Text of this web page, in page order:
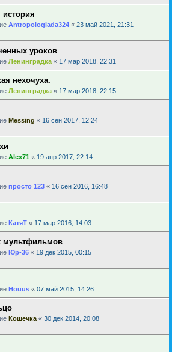
история
Antropologiada324 « 23 май 2021, 21:31
уроков
Ленинградка « 17 мар 2018, 22:31
нехочуха.
Ленинградка « 17 мар 2018, 22:15
Messing « 16 сен 2017, 12:24
Alex71 « 19 апр 2017, 22:14
просто 123 « 16 сен 2016, 16:48
КатяТ « 17 мар 2016, 14:03
мультфильмов
Юр-36 « 19 дек 2015, 00:15
Houus « 07 май 2015, 14:26
Кошечка « 30 дек 2014, 20:08